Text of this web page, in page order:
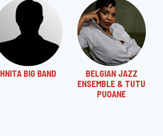
HNITA BIG BAND
BELGIAN JAZZ
ENSEMBLE & TUTU
PUOANE